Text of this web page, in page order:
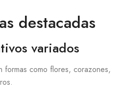
destacadas
variados
formas como flores, corazones,